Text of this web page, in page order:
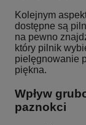
Kolejnym
dostępne są
na pewno
który pilnik
pielęgnowanie
piękna.
Wpływ
paznokci